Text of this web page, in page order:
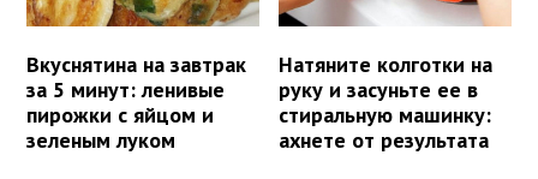
Вкуснятина на завтрак
за 5 минут: ленивые
пирожки с яйцом и
зеленым луком
Натяните колготки на
руку и засуньте ее в
стиральную машинку:
ахнете от результата